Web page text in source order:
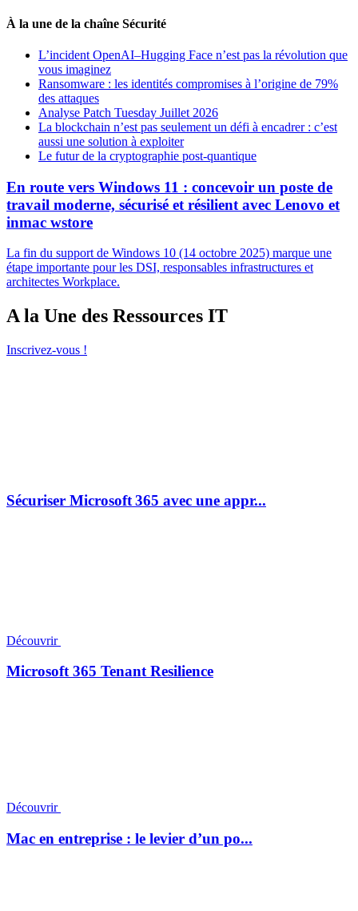
À la une de la chaîne Sécurité
L’incident OpenAI–Hugging Face n’est pas la révolution que
vous imaginez
Ransomware : les identités compromises à l’origine de 79%
des attaques
Analyse Patch Tuesday Juillet 2026
La blockchain n’est pas seulement un défi à encadrer : c’est
aussi une solution à exploiter
Le futur de la cryptographie post-quantique
En route vers Windows 11 : concevoir un poste de
travail moderne, sécurisé et résilient avec Lenovo et
inmac wstore
La fin du support de Windows 10 (14 octobre 2025) marque une
étape importante pour les DSI, responsables infrastructures et
architectes Workplace.
A la Une des Ressources IT
Inscrivez-vous !
Sécuriser Microsoft 365 avec une appr...
Découvrir
Microsoft 365 Tenant Resilience
Découvrir
Mac en entreprise : le levier d’un po...